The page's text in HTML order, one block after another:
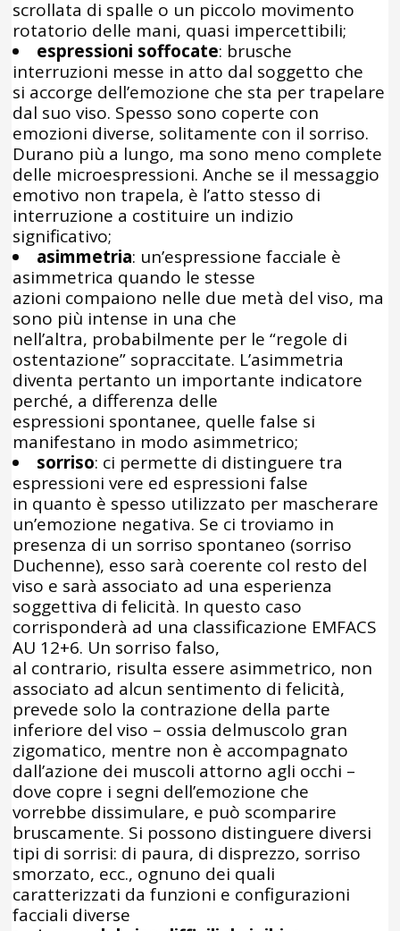
scrollata di spalle o un piccolo movimento
rotatorio delle mani, quasi impercettibili;
espressioni soffocate: brusche
interruzioni messe in atto dal soggetto che
si accorge dell’emozione che sta per trapelare
dal suo viso. Spesso sono coperte con
emozioni diverse, solitamente con il sorriso.
Durano più a lungo, ma sono meno complete
delle microespressioni. Anche se il messaggio
emotivo non trapela, è l’atto stesso di
interruzione a costituire un indizio
significativo;
asimmetria: un’espressione facciale è
asimmetrica quando le stesse
azioni compaiono nelle due metà del viso, ma
sono più intense in una che
nell’altra, probabilmente per le “regole di
ostentazione” sopraccitate. L’asimmetria
diventa pertanto un importante indicatore
perché, a differenza delle
espressioni spontanee, quelle false si
manifestano in modo asimmetrico;
sorriso: ci permette di distinguere tra
espressioni vere ed espressioni false
in quanto è spesso utilizzato per mascherare
un’emozione negativa. Se ci troviamo in
presenza di un sorriso spontaneo (sorriso
Duchenne), esso sarà coerente col resto del
viso e sarà associato ad una esperienza
soggettiva di felicità. In questo caso
corrisponderà ad una classificazione EMFACS
AU 12+6. Un sorriso falso,
al contrario, risulta essere asimmetrico, non
associato ad alcun sentimento di felicità,
prevede solo la contrazione della parte
inferiore del viso – ossia delmuscolo gran
zigomatico, mentre non è accompagnato
dall’azione dei muscoli attorno agli occhi –
dove copre i segni dell’emozione che
vorrebbe dissimulare, e può scomparire
bruscamente. Si possono distinguere diversi
tipi di sorrisi: di paura, di disprezzo, sorriso
smorzato, ecc., ognuno dei quali
caratterizzati da funzioni e configurazioni
facciali diverse